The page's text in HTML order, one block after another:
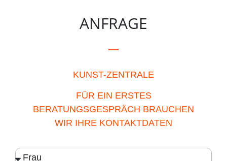
ANFRAGE
KUNST-ZENTRALE
FÜR EIN ERSTES
BERATUNGSGESPRÄCH BRAUCHEN
WIR IHRE KONTAKTDATEN